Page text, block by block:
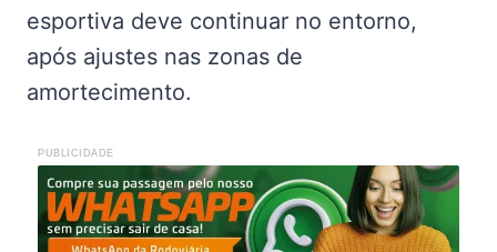
esportiva deve continuar no entorno,
após ajustes nas zonas de
amortecimento.
PUBLICIDADE